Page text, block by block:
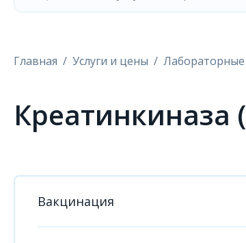
Главная Услуги и цены
Креатинкиназа
Вакцинация